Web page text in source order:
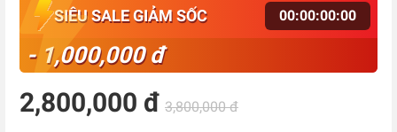
SIÊU SALE GIẢM SỐC 00:00:00:00
- 1,000,000 đ
2,800,000 đ 3,800,000 đ